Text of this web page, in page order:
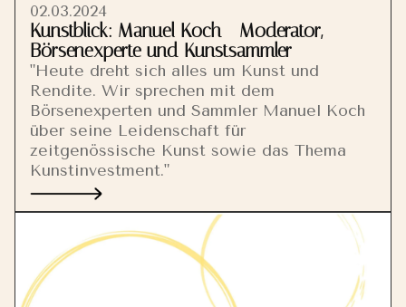
02.03.2024
Kunstblick: Manuel Koch - Moderator,
Börsenexperte und Kunstsammler
"Heute dreht sich alles um Kunst und
Rendite. Wir sprechen mit dem
Börsenexperten und Sammler Manuel Koch
über seine Leidenschaft für
zeitgenössische Kunst sowie das Thema
Kunstinvestment."